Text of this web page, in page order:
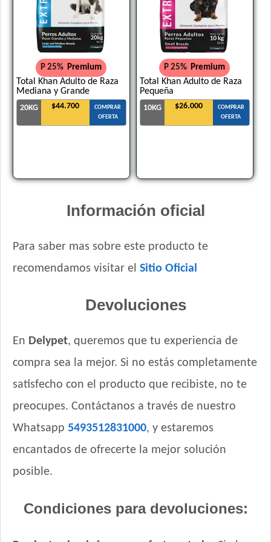
Voraz Cachorros
P 25% Premium
Total Khan Adulto de Raza
Mediana y Grande
20KG $44.700
COMPRAR
OFERTA
P 25% Premium
Total Khan Adulto de Raza
Pequeña
10KG $26.000
COMPRAR
OFERTA
Información oficial
Para saber mas sobre este producto te
recomendamos visitar el Sitio Oficial
Devoluciones
En Delypet, queremos que tu experiencia de
compra sea la mejor. Si no estás completamente
satisfecho con el producto que recibiste, no te
preocupes. Contáctanos a través de nuestro
Whatsapp 5493512831000, y estaremos
encantados de ofrecerte la mejor solución
posible.
Condiciones para devoluciones: